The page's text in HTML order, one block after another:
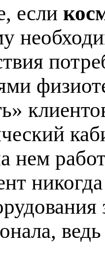
если
нем